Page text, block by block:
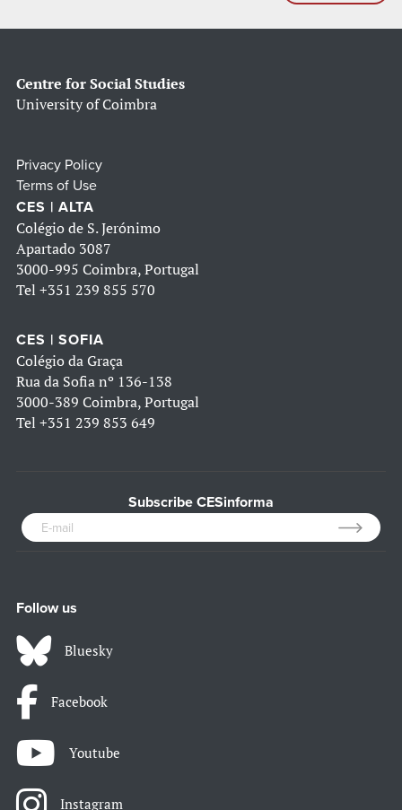
Centre for Social Studies
University of Coimbra
Privacy Policy
Terms of Use
CES | ALTA
Colégio de S. Jerónimo
Apartado 3087
3000-995 Coimbra, Portugal
Tel +351 239 855 570
CES | SOFIA
Colégio da Graça
Rua da Sofia nº 136-138
3000-389 Coimbra, Portugal
Tel +351 239 853 649
Subscribe CESinforma
Follow us
Bluesky
Facebook
Youtube
Instagram